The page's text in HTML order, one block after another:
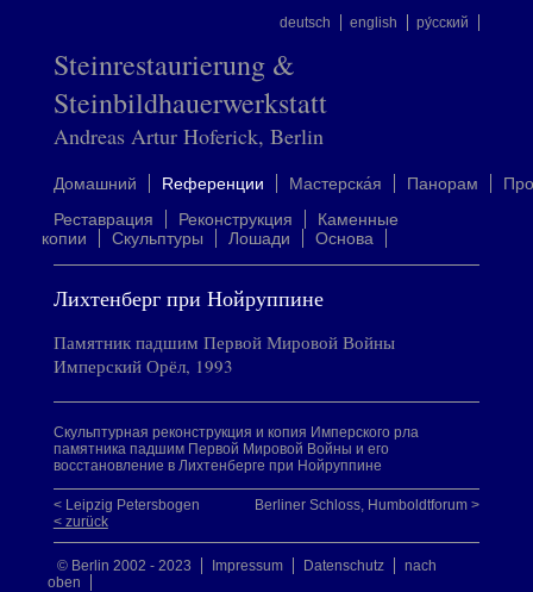
deutsch english ру́сский
Steinrestaurierung &
Steinbildhauerwerkstatt
Andreas Artur Hoferick, Berlin
Домашний Rеференции Mастерска́я Панорам
Реставрация
Реконструкция
Каменные
копии
Скульптуры Лошади Oснова
Лихтенберг при Нойруппине
Памятник падшим Первой Мировой Войны
Имперский Орёл, 1993
Скульптурная реконструкция и копия Имперского рла
памятника падшим Первой Мировой Войны и его
восстановление в Лихтенберге при Нойруппине
Berliner Schloss, Humboldtforum >
< Leipzig Petersbogen
< zurück
© Berlin 2002 - 2023 Impressum Datenschutz
nach
oben